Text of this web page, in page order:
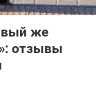
же
отзывы